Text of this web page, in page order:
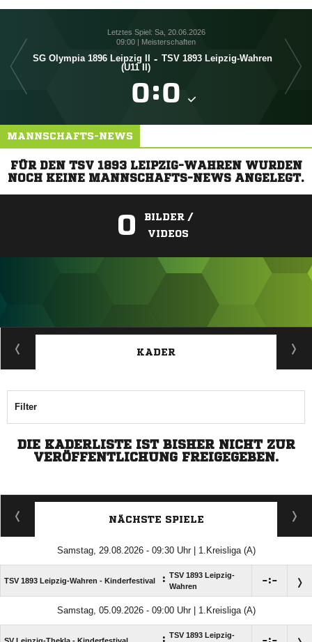
Letztes Spiel: Sa, 20.06.2026
09:00 | Meisterschaften
SG Olympia 1896 Leipzig II
(U11 II)
- TSV 1893 Leipzig-Wahren
:
MANNSCHAFTS-NEWS
FÜR DEN TSV 1893 LEIPZIG-WAHREN WURDEN
NOCH KEINE MANNSCHAFTS-NEWS ANGELEGT.
0
BILDER /
VIDEOS
ANZEIGE
KADER
Filter
DIE KADERLISTE IST BISHER NICHT ZUR
VERÖFFENTLICHUNG FREIGEGEBEN.
NÄCHSTE SPIELE
Samstag, 29.08.2026 - 09:30 Uhr | 1.Kreisliga (A)
TSV 1893 Leipzig-Wahren - Kinderfestival : TSV 1893 Leipzig-
Wahren
:
Samstag, 05.09.2026 - 09:00 Uhr | 1.Kreisliga (A)
: TSV 1893 Leipzig-